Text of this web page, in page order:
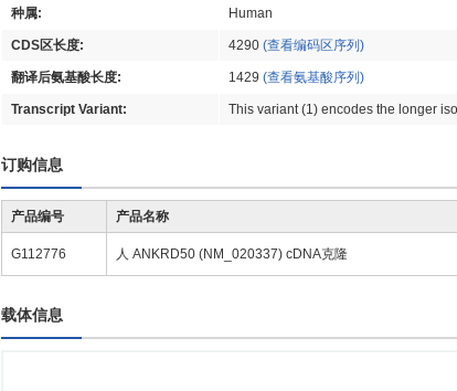
种属: Human
CDS区长度: 4290 (查看编码区序列)
翻译后氨基酸长度: 1429 (查看氨基酸序列)
Transcript Variant: This variant (1) encodes the longer
订购信息
产品编号 产品名称
G112776 人 ANKRD50 (NM_020337) cDNA克隆
载体信息